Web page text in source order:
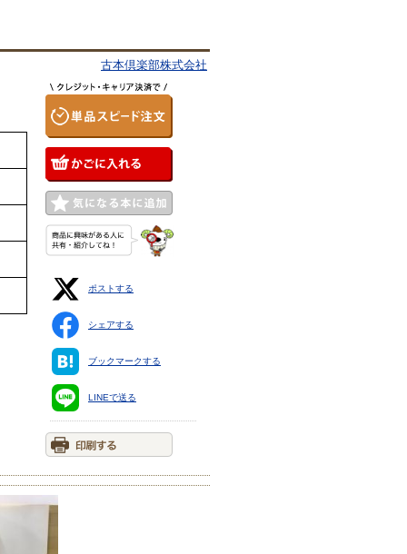
古本倶楽部株式会社
ポストする
シェアする
ブックマークする
LINEで送る